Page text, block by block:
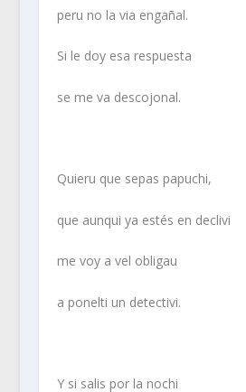
peru no la via engañal.
Si le doy esa respuesta
se me va descojonal.
Quieru que sepas papuchi,
que aunqui ya estés en declivi
me voy a vel obligau
a ponelti un detectivi.
Y si salis por la nochi